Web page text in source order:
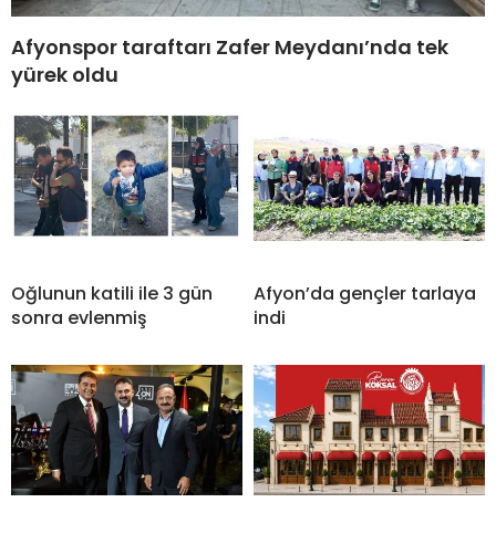
Afyonspor taraftarı Zafer Meydanı’nda tek
yürek oldu
Oğlunun katili ile 3 gün
sonra evlenmiş
Afyon’da gençler tarlaya
indi